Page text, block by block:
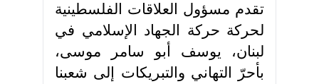
تقدم مسؤول العلاقات الفلسطينية
لحركة حركة الجهاد الإسلامي في
لبنان، يوسف أبو سامر موسى،
بأحرّ التهاني والتبريكات إلى شعبنا